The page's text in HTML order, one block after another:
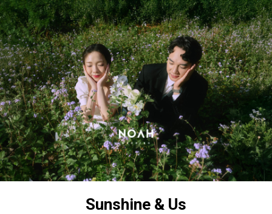
Sunshine & Us